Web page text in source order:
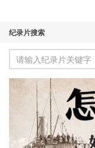
纪录片搜索